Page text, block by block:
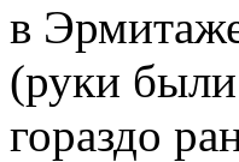
в
(руки
гораздо